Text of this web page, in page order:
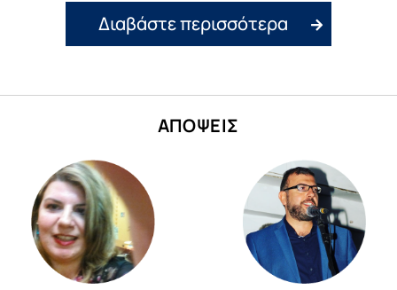
Διαβάστε περισσότερα
ΑΠΟΨΕΙΣ